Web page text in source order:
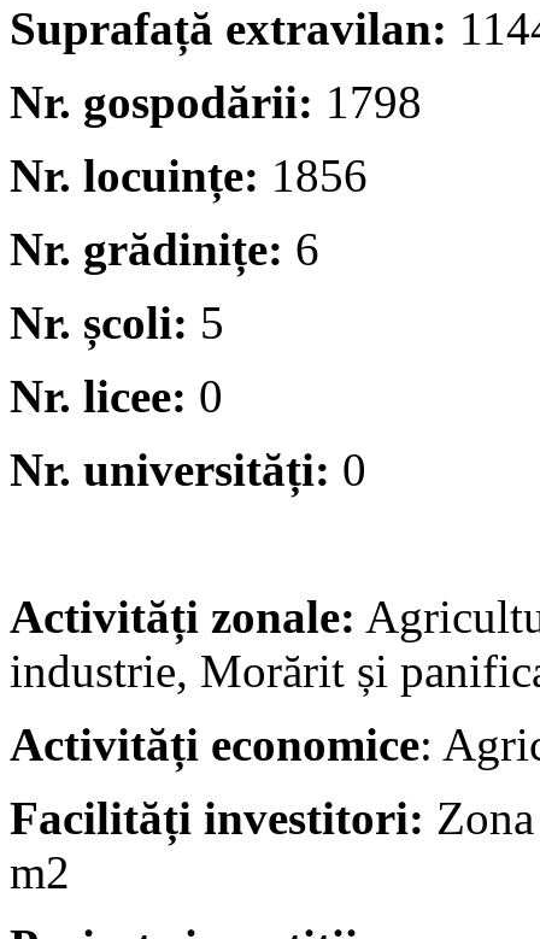
Suprafață extravilan:
Nr. gospodării: 1798
Nr. locuințe: 1856
Nr. grădinițe: 6
Nr. școli: 5
Nr. licee: 0
Nr. universități: 0
Activități zonale:
industrie, Morărit și
Activități economice:
Facilități investitori:
m2